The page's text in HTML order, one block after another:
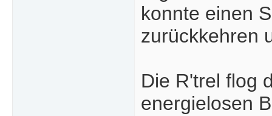
konnte einen
zurückkehren
Die R'trel flog
energielosen